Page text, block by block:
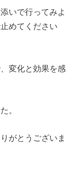
いで行ってみよ
めてください
変化と効果を感
。
がとうございま